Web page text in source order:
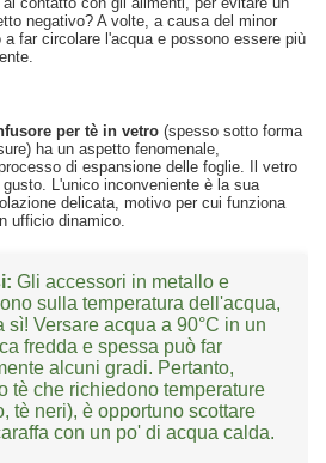
negativo? A volte, a causa del minor
far circolare l'acqua e possono essere più
per tè in vetro (spesso sotto forma
ha un aspetto fenomenale,
di espansione delle foglie. Il vetro
L'unico inconveniente è la sua
delicata, motivo per cui funziona
ufficio dinamico.
Gli accessori in metallo e
sulla temperatura dell'acqua,
sì! Versare acqua a 90°C in un
fredda e spessa può far
alcuni gradi. Pertanto,
tè che richiedono temperature
tè neri), è opportuno scottare
con un po' di acqua calda.